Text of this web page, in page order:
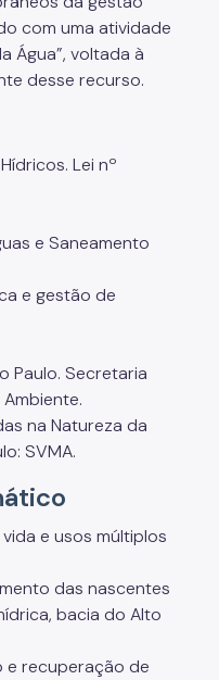
e Espaços Livres
com uma atividade
Água”, voltada à
desse recurso.
Lei nº
e Saneamento
e gestão de
Paulo. Secretaria
na Natureza da
SVMA.
e usos múltiplos
das nascentes
bacia do Alto
e recuperação de